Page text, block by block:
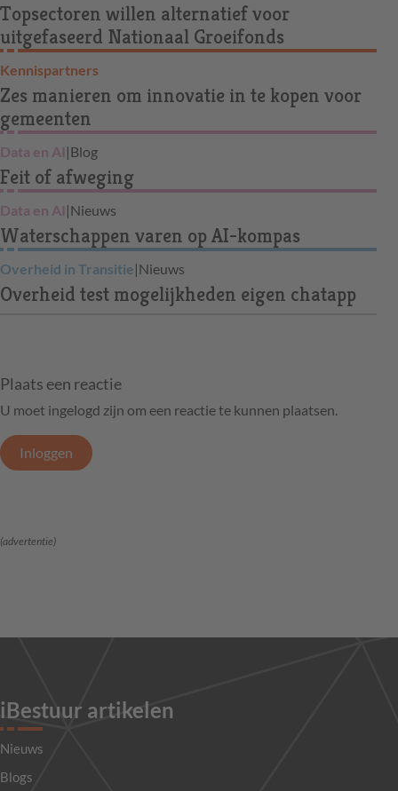
Topsectoren willen alternatief voor
uitgefaseerd Nationaal Groeifonds
Kennispartners
Zes manieren om innovatie in te kopen voor
gemeenten
Data en AI |Blog
Feit of afweging
Data en AI |Nieuws
Waterschappen varen op AI-kompas
Overheid in Transitie|Nieuws
Overheid test mogelijkheden eigen chatapp
Plaats een reactie
U moet ingelogd zijn om een reactie te kunnen plaatsen.
Inloggen
(advertentie)
iBestuur artikelen
Nieuws
Blogs